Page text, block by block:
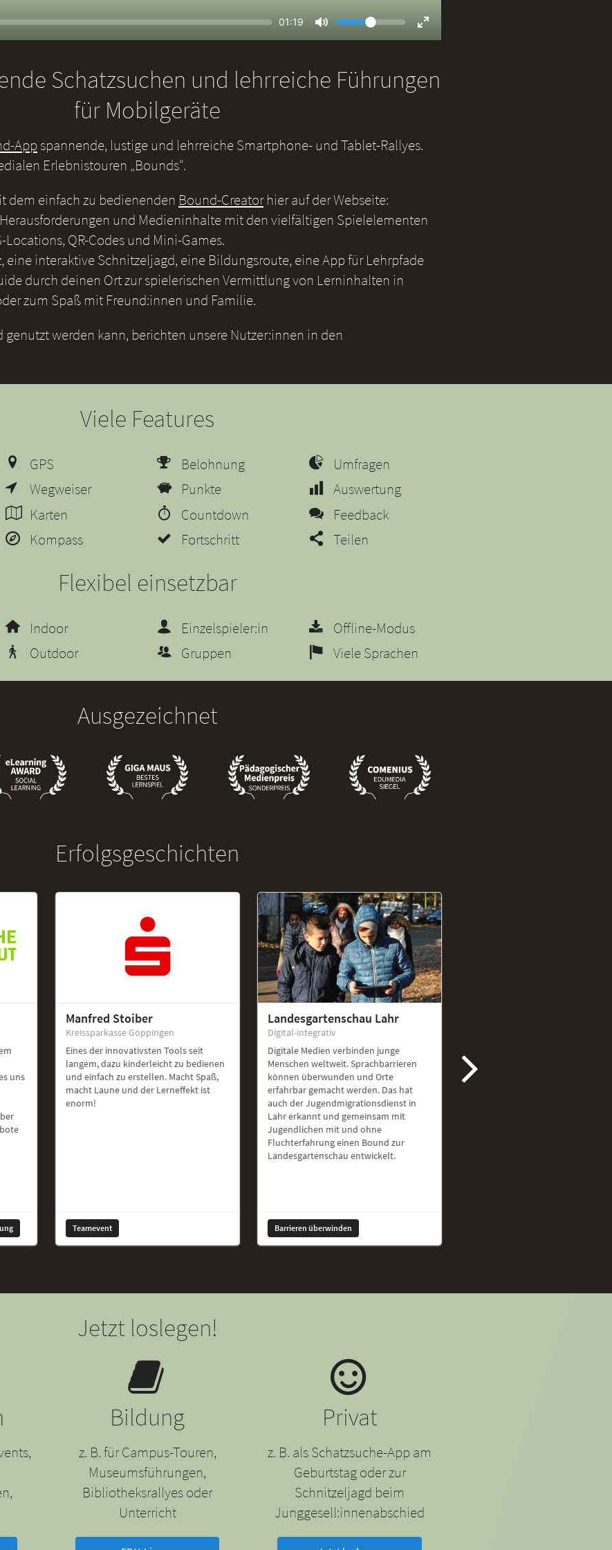
Seek
Current
01:19
Mute
Volume
Fullscreen
Schatzsuchen und lehrreiche Führungen
für Mobilgeräte
Appspannende, lustige und lehrreiche Smartphone- und Tablet-Rallyes.
Erlebnistouren „Bounds“.
dem einfach zu bedienenden Bound-Creatorhier auf der Webseite:
und Medieninhalte mit den vielfältigen Spielelementen
QR-Codes und Mini-Games.
eine interaktive Schnitzeljagd, eine Bildungsroute, eine App für Lehrpfade
durch deinen Ort zur spielerischen Vermittlung von Lerninhalten in
zum Spaß mit Freund:innen und Familie.
werden kann, berichten unsere Nutzer:innen in den
Viele Features
GPS
Wegweiser
Karten
Kompass
Belohnung
Punkte
Countdown
Fortschritt
Umfragen
Auswertung
Feedback
Teilen
Flexibel einsetzbar
Indoor
Outdoor
Einzelspieler:in
Gruppen
Offline-Modus
Viele Sprachen
Ausgezeichnet
Erfolgsgeschichten
uns
Manfred Stoiber
Kreissparkasse Göppingen
Eines der innovativsten Tools seit
langem, dazu kinderleicht zu bedienen
und einfach zu erstellen. Macht Spaß,
macht Laune und der Lerneffekt ist
enorm!
Teamevent
Landesgartenschau Lahr
Digital-integrativ
Digitale Medien verbinden junge
Menschen weltweit. Sprachbarrieren
können überwunden und Orte
erfahrbar gemacht werden. Das hat
auch der Jugendmigrationsdienst in
Lahr erkannt und gemeinsam mit
Jugendlichen mit und ohne
Fluchterfahrung einen Bound zur
Landesgartenschau entwickelt.
Barrieren überwinden
Jetzt loslegen!
Bildung
z. B. für Campus-Touren,
Museumsführungen,
Bibliotheksrallyes oder
Unterricht
Privat
z. B. als Schatzsuche-App am
Geburtstag oder zur
Schnitzeljagd beim
Junggesell:innenabschied